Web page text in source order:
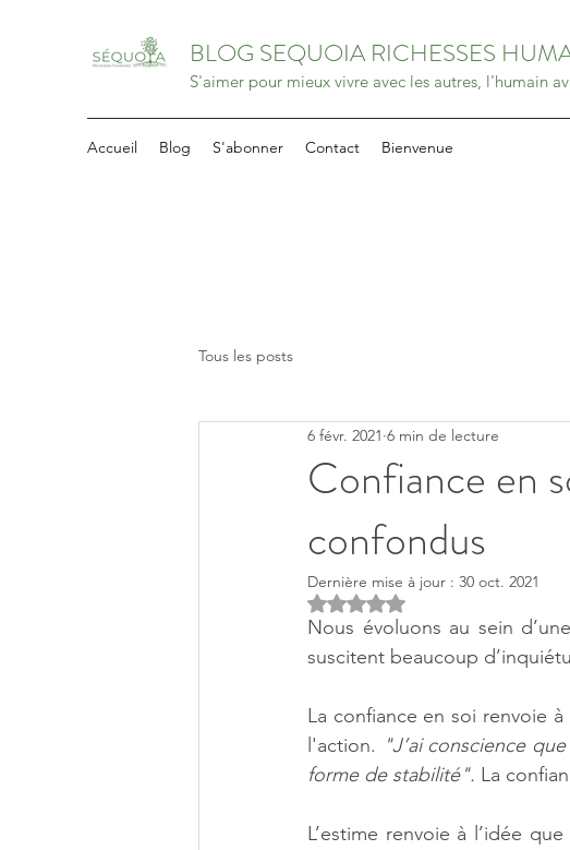
BLOG SEQUOIA RICHESSES
S'aimer pour mieux vivre avec les autres, l'humain
Accueil Blog S'abonner Contact Bienvenue
Tous les posts
Confiance en
confondus
6 févr. 2021 6 min de lecture
Dernière mise à jour : 30 oct. 2021
Noté NaN étoiles sur 5.
Nous évoluons au sein
suscitent beaucoup
La confiance en soi renvoie
l'action. "J’ai conscience
forme de stabilité". La
L’estime renvoie à l’idée